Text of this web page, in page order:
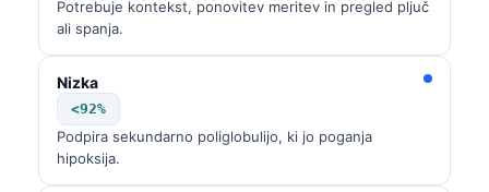
Potrebuje kontekst, ponovitev meritev in pregled pljuč
ali spanja.
Nizka
<92%
Podpira sekundarno poliglobulijo, ki jo poganja
hipoksija.
Íslenska
Српски језик
Svenska
Bosanski
Azərbaycan dili